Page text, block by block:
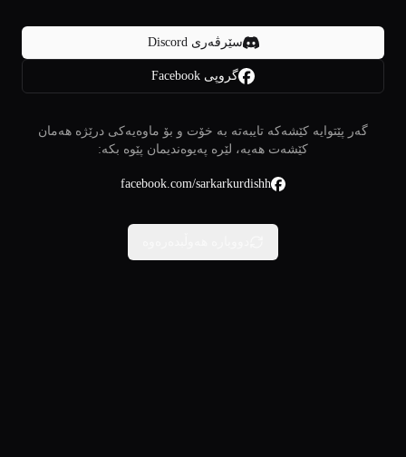
سێرڤەری Discord
گروپی Facebook
گەر پێتوایە کێشەکە تایبەتە بە خۆت و بۆ ماوەیەکی درێژە هەمان
کێشەت هەیە، لێرە پەیوەندیمان پێوە بکە:
facebook.com/sarkarkurdishh